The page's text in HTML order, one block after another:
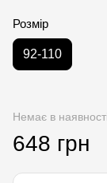
Розмір
92-110
Немає в наявності
648 грн